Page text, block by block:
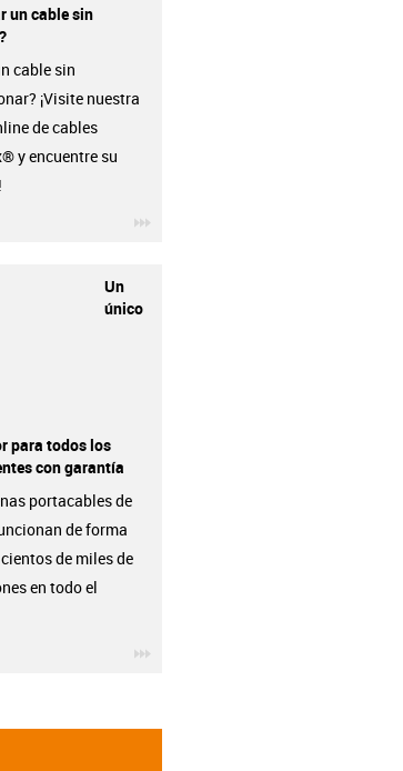
un cable sin
cable sin
¡Visite nuestra
de cables
y encuentre su
Un
único
para todos los
con garantía
portacables de
de forma
de miles de
en todo el